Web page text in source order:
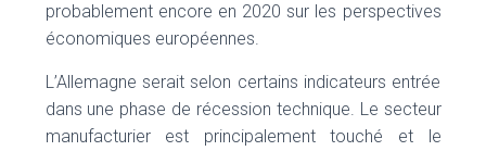
probablement encore en 2020 sur les perspectives
économiques européennes.
L’Allemagne serait selon certains indicateurs entrée
dans une phase de récession technique. Le secteur
manufacturier est principalement touché et le